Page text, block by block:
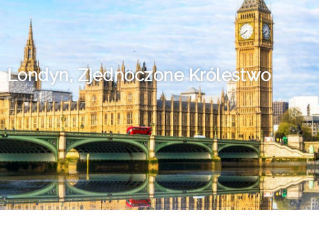
Londyn, Zjednoczone Królestwo